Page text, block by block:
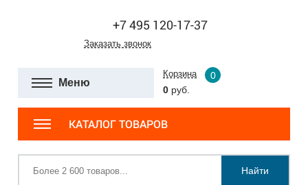
+7 495 120-17-37
Заказать звонок
Меню
Корзина
0
0 руб.
КАТАЛОГ ТОВАРОВ
Найти